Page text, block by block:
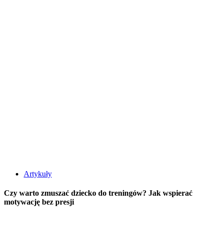
Artykuły
Czy warto zmuszać dziecko do treningów? Jak wspierać
motywację bez presji